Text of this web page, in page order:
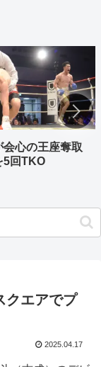
会心の王座奪取
5回TKO
クエアでプ
2025.04.17